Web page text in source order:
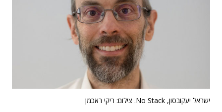
ישראל יעקובסון, No Stack. צילום: ריקי ראכמן